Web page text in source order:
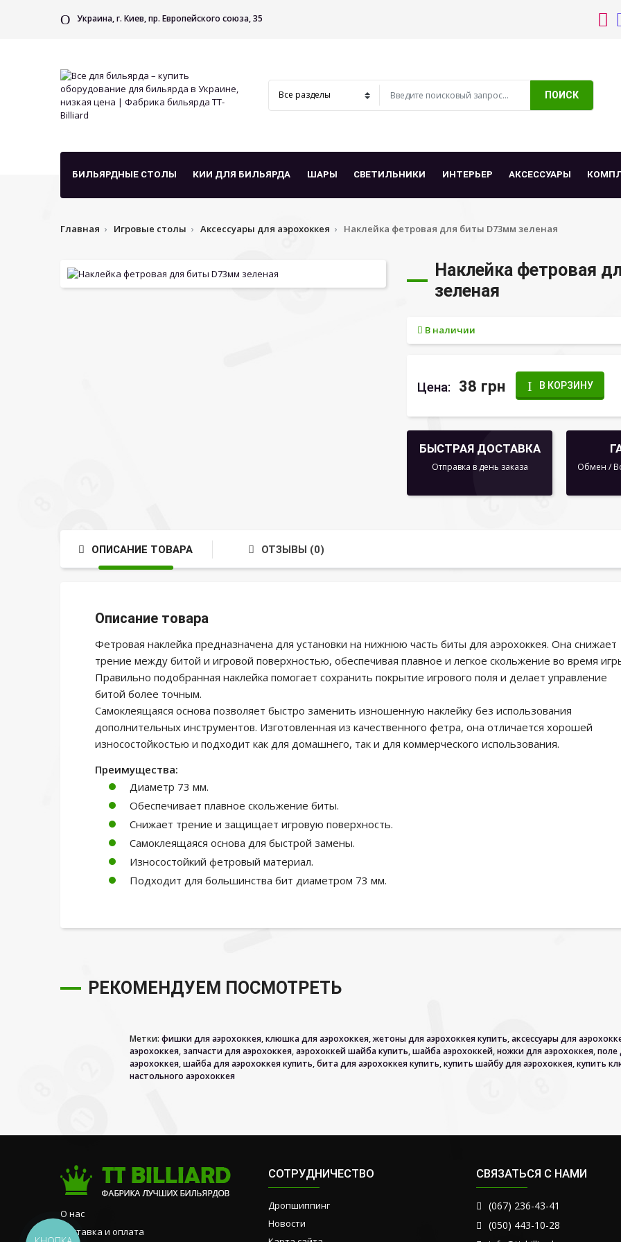
Украина, г. Киев, пр. Европейского союза, 35
ПОИСК
БИЛЬЯРДНЫЕ СТОЛЫ КИИ ДЛЯ БИЛЬЯРДА ШАРЫ СВЕТИЛЬНИКИ ИНТЕРЬЕР АКСЕССУАРЫ
Главная Игровые столы Аксессуары для аэрохоккея Наклейка фетровая для биты D73мм зеленая
Наклейка фетровая
зеленая
В наличии
Цена: 38 грн В КОРЗИНУ
БЫСТРАЯ ДОСТАВКА
Отправка в день заказа Обмен /
ОПИСАНИЕ ТОВАРА ОТЗЫВЫ (0)
Описание товара
Фетровая наклейка предназначена для установки на нижнюю часть биты для аэрохоккея. Она снижает
трение между битой и игровой поверхностью, обеспечивая плавное и легкое скольжение во время
Правильно подобранная наклейка помогает сохранить покрытие игрового поля и делает управление
битой более точным.
Самоклеящаяся основа позволяет быстро заменить изношенную наклейку без использования
дополнительных инструментов. Изготовленная из качественного фетра, она отличается хорошей
износостойкостью и подходит как для домашнего, так и для коммерческого использования.
Преимущества:
Диаметр 73 мм.
Обеспечивает плавное скольжение биты.
Снижает трение и защищает игровую поверхность.
Самоклеящаяся основа для быстрой замены.
Износостойкий фетровый материал.
Подходит для большинства бит диаметром 73 мм.
РЕКОМЕНДУЕМ ПОСМОТРЕТЬ
Метки: фишки для аэрохоккея,клюшка для аэрохоккея,жетоны для аэрохоккея купить,аксессуары для
аэрохоккея, запчасти для аэрохоккея,аэрохоккей шайба купить,шайба аэрохоккей,ножки для аэрохоккея,поле
аэрохоккея,шайба для аэрохоккея купить,бита для аэрохоккея купить,купить шайбу для аэрохоккея,купить
настольного аэрохоккея
О нас
Доставка и оплата
СОТРУДНИЧЕСТВО
Дропшиппинг
Новости
СВЯЗАТЬСЯ С НАМИ
(067) 236-43-41
(050) 443-10-28